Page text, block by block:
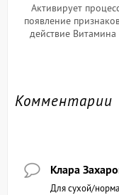
Активирует
появление
действие
Комментарии
Клара
Для сухой/